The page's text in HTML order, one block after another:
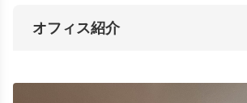
オフィス紹介